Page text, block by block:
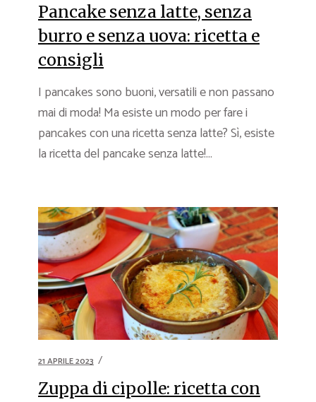
Pancake senza latte, senza
burro e senza uova: ricetta e
consigli
I pancakes sono buoni, versatili e non passano
mai di moda! Ma esiste un modo per fare i
pancakes con una ricetta senza latte? Sì, esiste
la ricetta del pancake senza latte!...
21 APRILE 2023
Zuppa di cipolle: ricetta con